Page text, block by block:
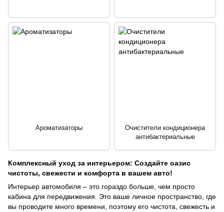
Комплексный уход за интерьером: Создайте оазис
чистоты, свежести и комфорта в вашем авто!
Интерьер автомобиля – это гораздо больше, чем просто
кабина для передвижения. Это ваше личное пространство, где
вы проводите много времени, поэтому его чистота, свежесть и
Ароматизаторы
Очистители кондиционера
антибактериальные